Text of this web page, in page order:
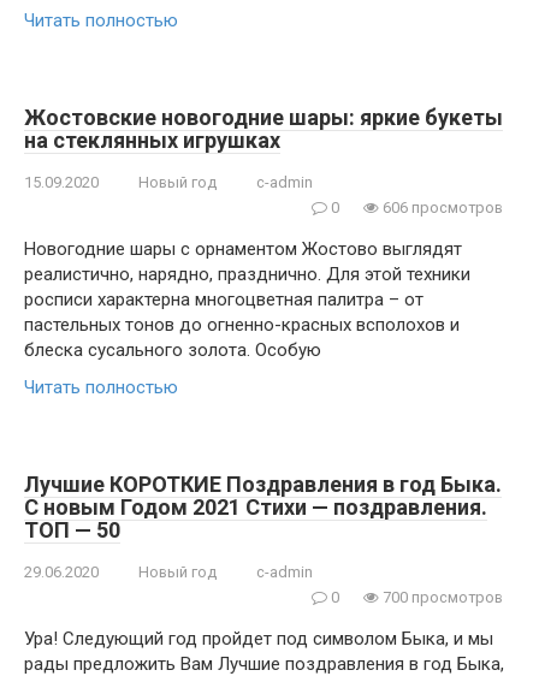
Читать полностью
Жостовские новогодние шары: яркие букеты
на стеклянных игрушках
15.09.2020 Новый год
c-admin
0
606 просмотров
Новогодние шары с орнаментом Жостово выглядят
реалистично, нарядно, празднично. Для этой техники
росписи характерна многоцветная палитра – от
пастельных тонов до огненно-красных всполохов и
блеска сусального золота. Особую
Читать полностью
Лучшие КОРОТКИЕ Поздравления в год Быка.
С новым Годом 2021 Стихи — поздравления.
ТОП — 50
29.06.2020 Новый год
c-admin
0
700 просмотров
Ура! Следующий год пройдет под символом Быка, и мы
рады предложить Вам Лучшие поздравления в год Быка,